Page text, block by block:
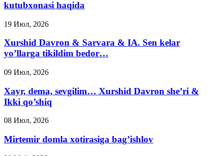
kutubxonasi haqida
19 Июл, 2026
Xurshid Davron & Sarvara & IA. Sen kelar
yo’llarga tikildim bedor…
09 Июл, 2026
Xayr, dema, sevgilim… Xurshid Davron she’ri &
Ikki qo’shiq
08 Июл, 2026
Mirtemir domla xotirasiga bag’ishlov